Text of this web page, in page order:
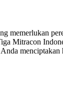
memerlukan
Mitracon